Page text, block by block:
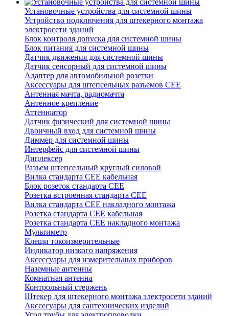
Установочные устройства для системной шины
Устройство подключения для штекерного монтажа
электросети зданий
Блок контроля допуска для системной шины
Блок питания для системной шины
Датчик движения для системной шины
Датчик сенсорный для системной шины
Адаптер для автомобильной розетки
Аксессуары для штепсельных разъемов CEE
Антенная мачта, радиомачта
Антенное крепление
Аттенюатор
Датчик физический для системной шины
Двоичный вход для системной шины
Диммер для системной шины
Интерфейс для системной шины
Диплексер
Разъем штепсельный круглый силовой
Вилка стандарта CEE кабельная
Блок розеток стандарта CEE
Розетка встроенная стандарта CEE
Вилка стандарта CEE накладного монтажа
Розетка стандарта СЕЕ кабельная
Розетка стандарта СЕЕ накладного монтажа
Мультиметр
Клещи токоизмерительные
Индикатор низкого напряжения
Аксессуары для измерительных приборов
Наземные антенны
Комнатная антенна
Контрольный стержень
Штекер для штекерного монтажа электросети зданий
Акссесуары для сантехнических изделий